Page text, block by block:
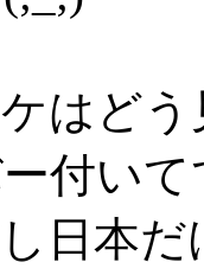
はど
付い
日本